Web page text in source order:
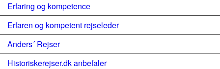
Erfaring og kompetence
Erfaren og kompetent rejseleder
Anders´ Rejser
Historiskerejser.dk anbefaler